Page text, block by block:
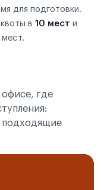
для подготовки.
в 10 мест и
офисе, где
подходящие